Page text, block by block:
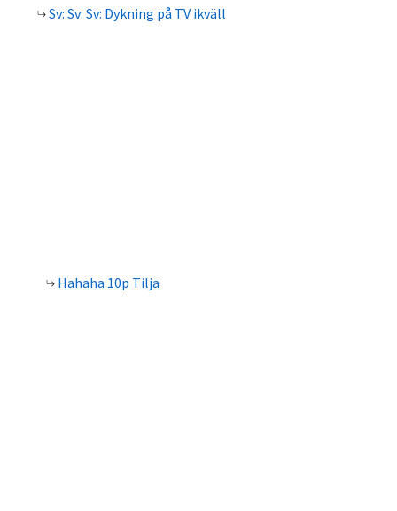
Sv: Sv: Sv: Dykning på TV ikväll
Hahaha 10p Tilja